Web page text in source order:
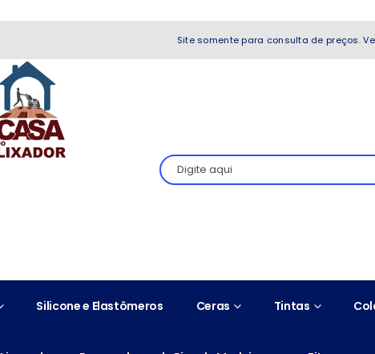
Site somente para consulta de preços.
Silicone e Elastômeros Ceras Tintas